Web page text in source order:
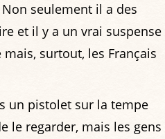
seulement il a des
et il y a un vrai suspense
surtout, les Français
un pistolet sur la tempe
le regarder, mais les gens